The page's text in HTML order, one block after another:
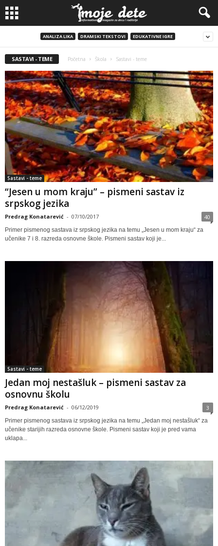
ANALIZA LIKA DRAMSKI TEKSTOVI EDUKATIVNE IGRE
SASTAVI - TEME Početna Škola Sastavi - teme
Sastavi - teme
“Jesen u mom kraju” – pismeni sastav iz
srpskog jezika
Predrag Konatarević - 07/10/2017 40
Primer pismenog sastava iz srpskog jezika na temu „Jesen u mom kraju“ za
učenike 7 i 8. razreda osnovne škole. Pismeni sastav koji je...
Sastavi - teme
Jedan moj nestašluk – pismeni sastav za
osnovnu školu
Predrag Konatarević - 06/12/2019 3
Primer pismenog sastava iz srpskog jezika na temu „Jedan moj nestašluk“ za
učenike starijih razreda osnovne škole. Pismeni sastav koji je pred vama
uklapa...